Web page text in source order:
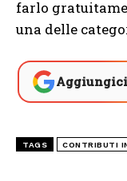
farlo
una delle
TAGS CONTRIBUTI